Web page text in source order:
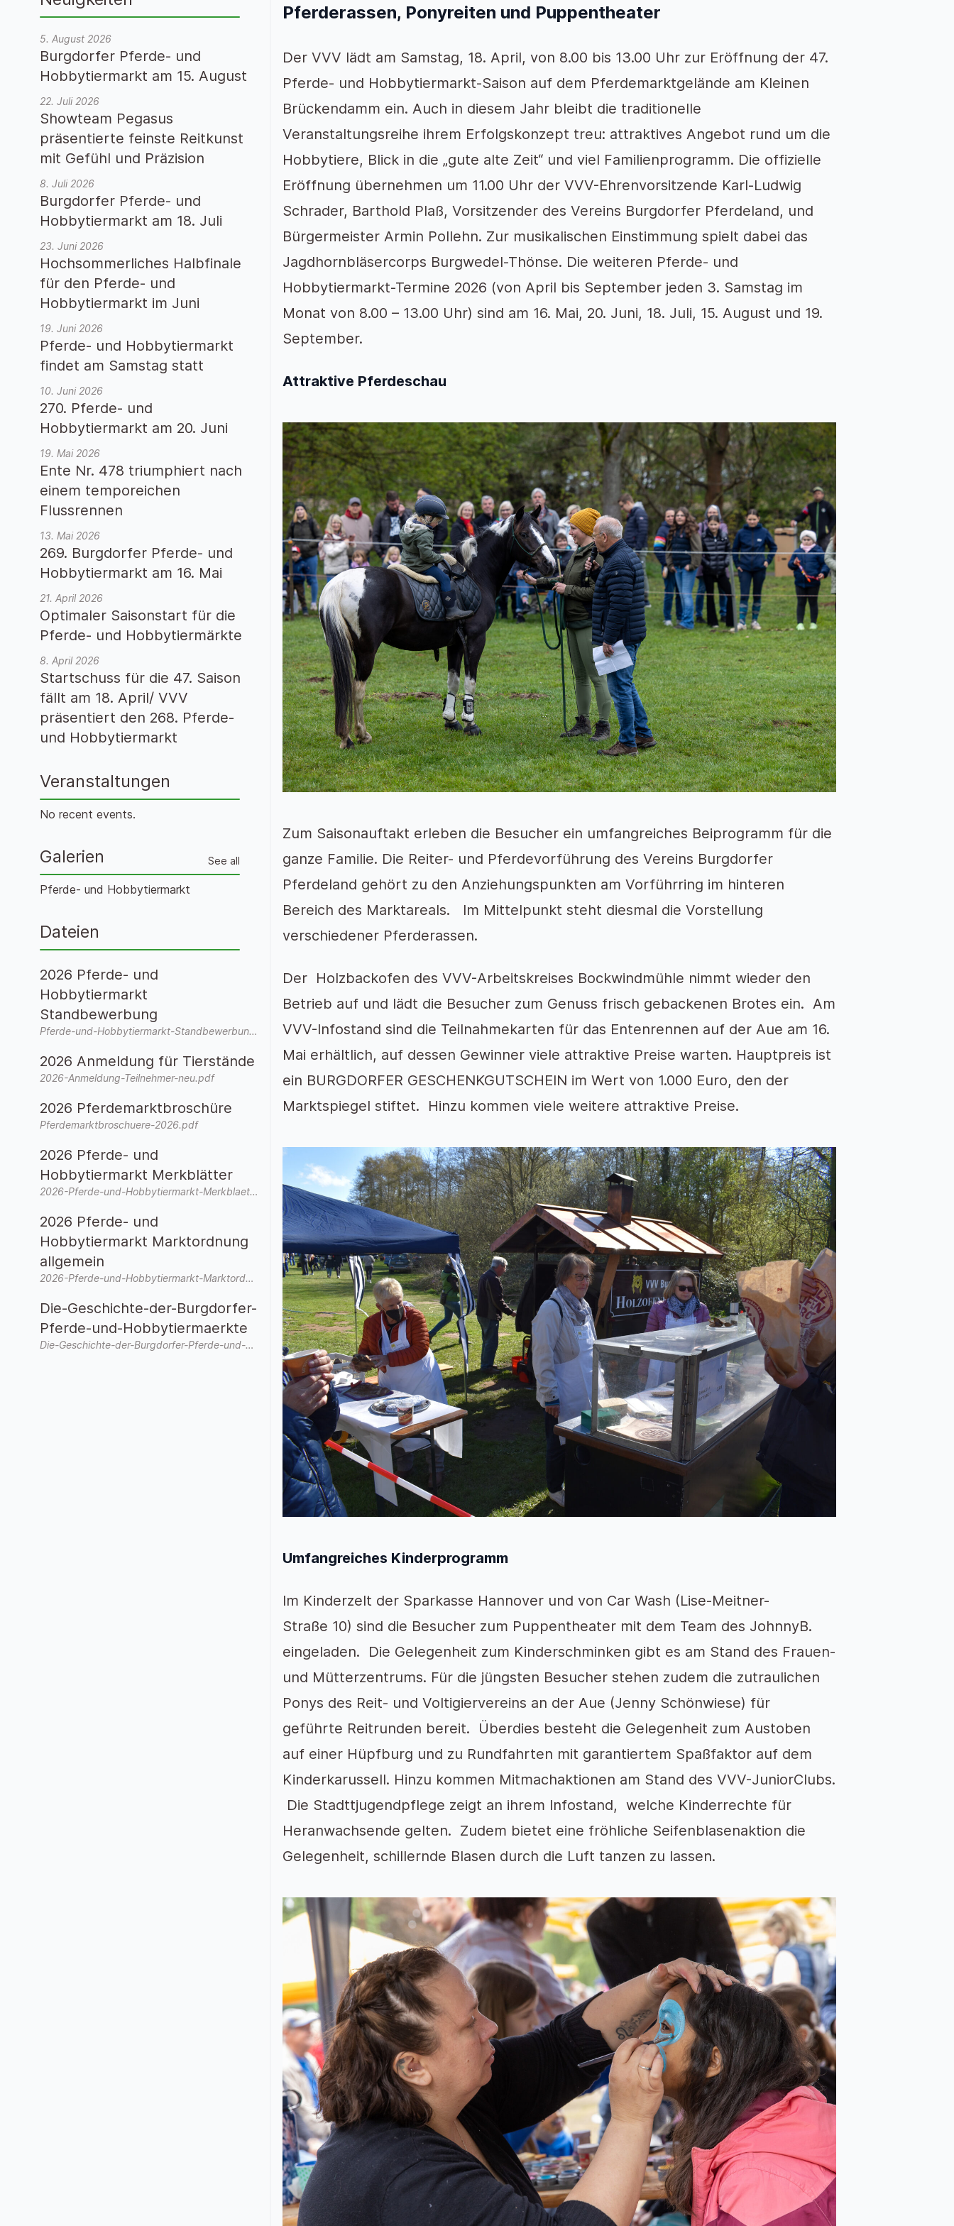
Pferderassen, Ponyreiten und Puppentheater
Der VVV lädt am Samstag, 18. April, von 8.00 bis 13.00 Uhr zur Eröffnung der 47.
Pferde- und Hobbytiermarkt-Saison auf dem Pferdemarktgelände am Kleinen
Brückendamm ein. Auch in diesem Jahr bleibt die traditionelle
Veranstaltungsreihe ihrem Erfolgskonzept treu: attraktives Angebot rund um die
Hobbytiere, Blick in die „gute alte Zeit“ und viel Familienprogramm. Die offizielle
Eröffnung übernehmen um 11.00 Uhr der VVV-Ehrenvorsitzende Karl-Ludwig
Schrader, Barthold Plaß, Vorsitzender des Vereins Burgdorfer Pferdeland, und
Bürgermeister Armin Pollehn. Zur musikalischen Einstimmung spielt dabei das
Jagdhornbläsercorps Burgwedel-Thönse. Die weiteren Pferde- und
Hobbytiermarkt-Termine 2026 (von April bis September jeden 3. Samstag im
Monat von 8.00 – 13.00 Uhr) sind am 16. Mai, 20. Juni, 18. Juli, 15. August und 19.
September.
Attraktive Pferdeschau
Zum Saisonauftakt erleben die Besucher ein umfangreiches Beiprogramm für die
ganze Familie. Die Reiter- und Pferdevorführung des Vereins Burgdorfer
Pferdeland gehört zu den Anziehungspunkten am Vorführring im hinteren
Bereich des Marktareals. Im Mittelpunkt steht diesmal die Vorstellung
verschiedener Pferderassen.
Der Holzbackofen des VVV-Arbeitskreises Bockwindmühle nimmt wieder den
Betrieb auf und lädt die Besucher zum Genuss frisch gebackenen Brotes ein. Am
VVV-Infostand sind die Teilnahmekarten für das Entenrennen auf der Aue am 16.
Mai erhältlich, auf dessen Gewinner viele attraktive Preise warten. Hauptpreis ist
ein BURGDORFER GESCHENKGUTSCHEIN im Wert von 1.000 Euro, den der
Marktspiegel stiftet. Hinzu kommen viele weitere attraktive Preise.
Umfangreiches Kinderprogramm
Im Kinderzelt der Sparkasse Hannover und von Car Wash (Lise-Meitner-
Straße 10) sind die Besucher zum Puppentheater mit dem Team des JohnnyB.
eingeladen. Die Gelegenheit zum Kinderschminken gibt es am Stand des Frauen-
und Mütterzentrums. Für die jüngsten Besucher stehen zudem die zutraulichen
Ponys des Reit- und Voltigiervereins an der Aue (Jenny Schönwiese) für
geführte Reitrunden bereit. Überdies besteht die Gelegenheit zum Austoben
auf einer Hüpfburg und zu Rundfahrten mit garantiertem Spaßfaktor auf dem
Kinderkarussell. Hinzu kommen Mitmachaktionen am Stand des VVV-JuniorClubs.
Die Stadttjugendpflege zeigt an ihrem Infostand, welche Kinderrechte für
Heranwachsende gelten. Zudem bietet eine fröhliche Seifenblasenaktion die
Gelegenheit, schillernde Blasen durch die Luft tanzen zu lassen.
5. August 2026
Burgdorfer Pferde- und
Hobbytiermarkt am 15. August
22. Juli 2026
Showteam Pegasus
präsentierte feinste Reitkunst
mit Gefühl und Präzision
8. Juli 2026
Burgdorfer Pferde- und
Hobbytiermarkt am 18. Juli
23. Juni 2026
Hochsommerliches Halbfinale
für den Pferde- und
Hobbytiermarkt im Juni
19. Juni 2026
Pferde- und Hobbytiermarkt
findet am Samstag statt
10. Juni 2026
270. Pferde- und
Hobbytiermarkt am 20. Juni
19. Mai 2026
Ente Nr. 478 triumphiert nach
einem temporeichen
Flussrennen
13. Mai 2026
269. Burgdorfer Pferde- und
Hobbytiermarkt am 16. Mai
21. April 2026
Optimaler Saisonstart für die
Pferde- und Hobbytiermärkte
8. April 2026
Startschuss für die 47. Saison
fällt am 18. April/ VVV
präsentiert den 268. Pferde-
und Hobbytiermarkt
Veranstaltungen
No recent events.
Galerien See all
Pferde- und Hobbytiermarkt
Dateien
2026 Pferde- und
Hobbytiermarkt
Standbewerbung
Pferde-und-Hobbytiermarkt-Standbewerbung-2026-neu.pdf
2026 Anmeldung für Tierstände
2026-Anmeldung-Teilnehmer-neu.pdf
2026 Pferdemarktbroschüre
Pferdemarktbroschuere-2026.pdf
2026 Pferde- und
Hobbytiermarkt Merkblätter
2026-Pferde-und-Hobbytiermarkt-Merkblaetter.pdf
2026 Pferde- und
Hobbytiermarkt Marktordnung
allgemein
2026-Pferde-und-Hobbytiermarkt-Marktordnung-allgemein.pdf
Die-Geschichte-der-Burgdorfer-
Pferde-und-Hobbytiermaerkte
Die-Geschichte-der-Burgdorfer-Pferde-und-Hobbytiermaerkte-3.pdf